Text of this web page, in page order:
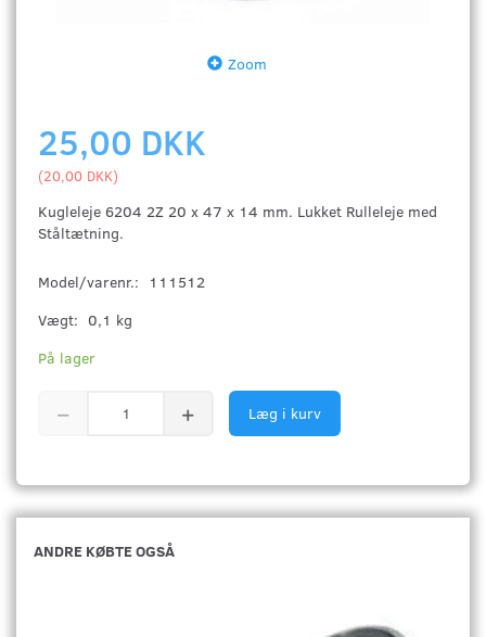
Zoom
25,00 DKK
(20,00 DKK)
Kugleleje 6204 2Z 20 x 47 x 14 mm. Lukket Rulleleje med
Ståltætning.
Model/varenr.:
111512
Vægt: 0,1 kg
På lager
Læg i kurv
ANDRE KØBTE OGSÅ